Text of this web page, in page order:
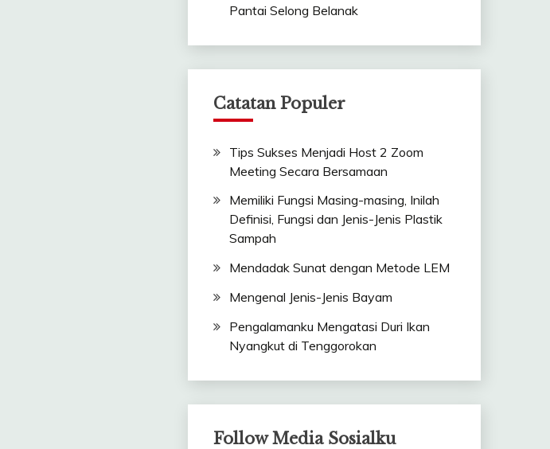
Pantai Selong Belanak
Catatan Populer
Tips Sukses Menjadi Host 2 Zoom
Meeting Secara Bersamaan
Memiliki Fungsi Masing-masing, Inilah
Definisi, Fungsi dan Jenis-Jenis Plastik
Sampah
Mendadak Sunat dengan Metode LEM
Mengenal Jenis-Jenis Bayam
Pengalamanku Mengatasi Duri Ikan
Nyangkut di Tenggorokan
Follow Media Sosialku